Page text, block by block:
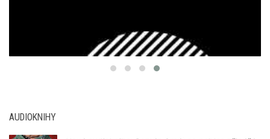
AUDIOKNIHY